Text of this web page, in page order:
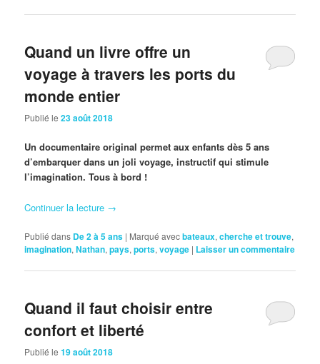
Quand un livre offre un
voyage à travers les ports du
monde entier
Publié le23 août 2018
Un documentaire original permet aux enfants dès 5 ans
d’embarquer dans un joli voyage, instructif qui stimule
l’imagination. Tous à bord !
Continuer la lecture →
Publié dans De 2 à 5 ans | Marqué avecbateaux,cherche et trouve,
imagination,Nathan,pays,ports,voyage | Laisser un commentaire
Quand il faut choisir entre
confort et liberté
Publié le19 août 2018